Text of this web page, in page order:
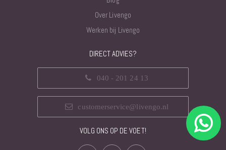
Over Livengo
Werken bij Livengo
DIRECT ADVIES?
040 - 201 24 13
customerservice@livengo.nl
VOLG ONS OP DE VOET!